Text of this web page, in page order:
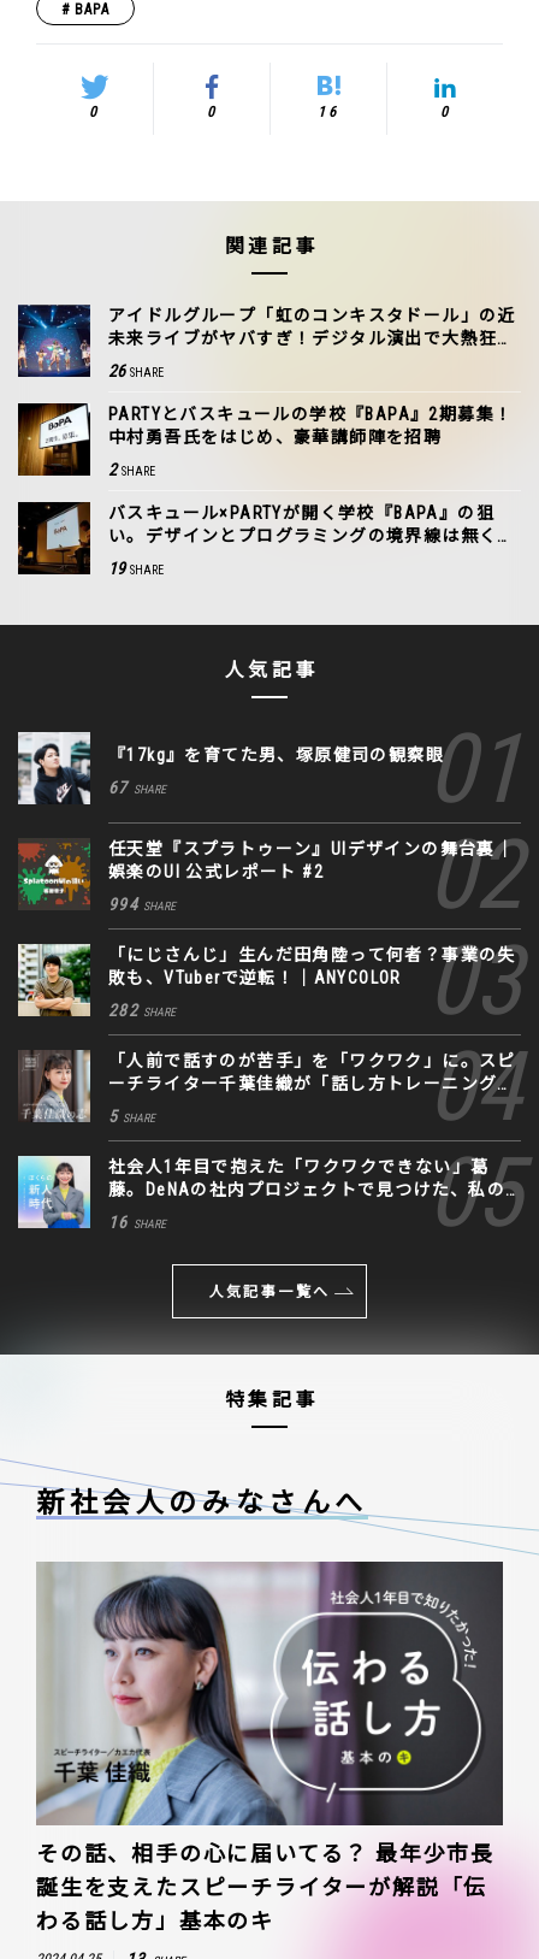
BAPA
0 0 16 0
関連記事
アイドルグループ「虹のコンキスタドール」の近
未来ライブがヤバすぎ！デジタル演出で大熱狂の
夜！
26 SHARE
PARTYとバスキュールの学校『BAPA』2期募集！
中村勇吾氏をはじめ、豪華講師陣を招聘
2 SHARE
バスキュール×PARTYが開く学校『BAPA』の狙
い。デザインとプログラミングの境界線は無くな
るか。
19 SHARE
人気記事
『17kg』を育てた男、塚原健司の観察眼
67 SHARE
任天堂『スプラトゥーン』UIデザインの舞台裏｜
娯楽のUI 公式レポート #2
994 SHARE
「にじさんじ」生んだ田角陸って何者？事業の失
敗も、VTuberで逆転！｜ANYCOLOR
282 SHARE
「人前で話すのが苦手」を「ワクワク」に。スピ
ーチライター千葉佳織が「話し方トレーニング」
に込めた思い
5 SHARE
社会人1年目で抱えた「ワクワクできない」葛
藤。DeNAの社内プロジェクトで見つけた、私の
生きる道
16 SHARE
人気記事一覧へ
特集記事
新社会人のみなさんへ
その話、相手の心に届いてる？ 最年少市長
誕生を支えたスピーチライターが解説「伝
わる話し方」基本のキ